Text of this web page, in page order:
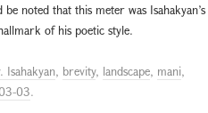
noted that this meter was Isahakyan’s
of his poetic style.
Isahakyan, brevity, landscape, mani,
03.